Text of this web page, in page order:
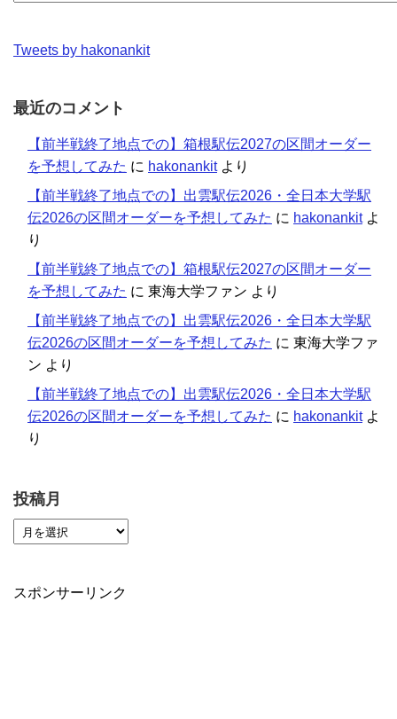
Tweets by hakonankit
最近のコメント
【前半戦終了地点での】箱根駅伝2027の区間オーダー
を予想してみた に hakonankitより
【前半戦終了地点での】出雲駅伝2026・全日本大学駅
伝2026の区間オーダーを予想してみた に hakonankitよ
り
【前半戦終了地点での】箱根駅伝2027の区間オーダー
を予想してみた に 東海大学ファン より
【前半戦終了地点での】出雲駅伝2026・全日本大学駅
伝2026の区間オーダーを予想してみた に 東海大学ファ
ン より
【前半戦終了地点での】出雲駅伝2026・全日本大学駅
伝2026の区間オーダーを予想してみた に hakonankitよ
り
投稿月
スポンサーリンク